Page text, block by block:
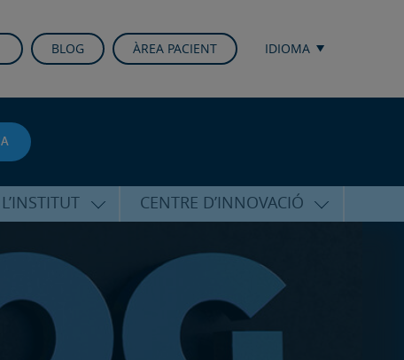
BLOG ÀREA PACIENT IDIOMA
ALFARO
DE SUPORT
CENTRE D’INNOVACIÓ
CONFERÈNCIES I CONGRESSOS
FORMACIÓ
PUBLICACIONS CIENTÍFIQUES